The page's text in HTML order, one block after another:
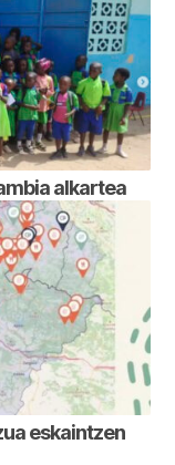
alkartea
eskaintzen